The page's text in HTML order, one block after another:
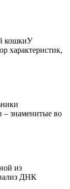
кошкиУ
характеристик,
– знаменитые во
из
ДНК